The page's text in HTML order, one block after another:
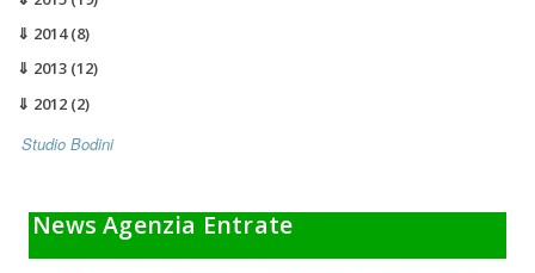
2014(8)
2013 (12)
2012 (2)
Studio Bodini
News Agenzia Entrate